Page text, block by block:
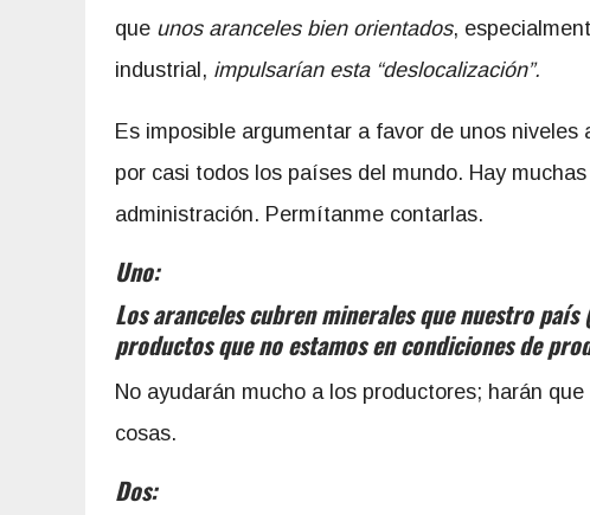
que unos aranceles bien orientados,
industrial, impulsarían esta “deslocalización”.
Es imposible argumentar a favor de unos
por casi todos los países del mundo. Hay
administración. Permítanme contarlas.
Uno:
Los aranceles cubren minerales que nuestro
productos que no estamos en condiciones de
No ayudarán mucho a los productores; harán
cosas.
Dos: